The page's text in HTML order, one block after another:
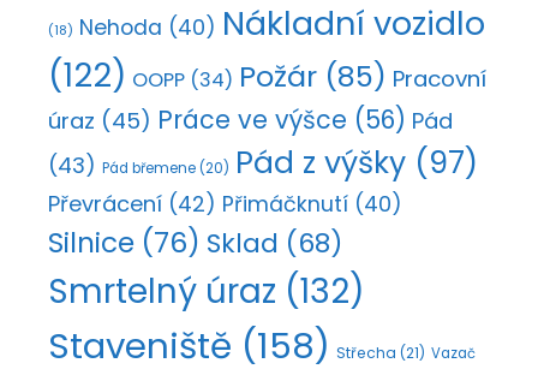
(18) Nehoda (40) Nákladní vozidlo
(122) OOPP (34) Požár (85) Pracovní
úraz (45) Práce ve výšce (56) Pád
(43) Pád břemene(20) Pád z výšky (97)
Převrácení (42) Přimáčknutí (40)
Silnice (76) Sklad (68)
Smrtelný úraz (132)
Staveniště (158) Střecha (21) Vazač